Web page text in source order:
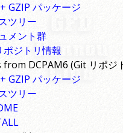
GZIP パッケージ
ツリー
メント群
ポジトリ情報
DCPAM6 (Git リポジ
GZIP パッケージ
ツリー